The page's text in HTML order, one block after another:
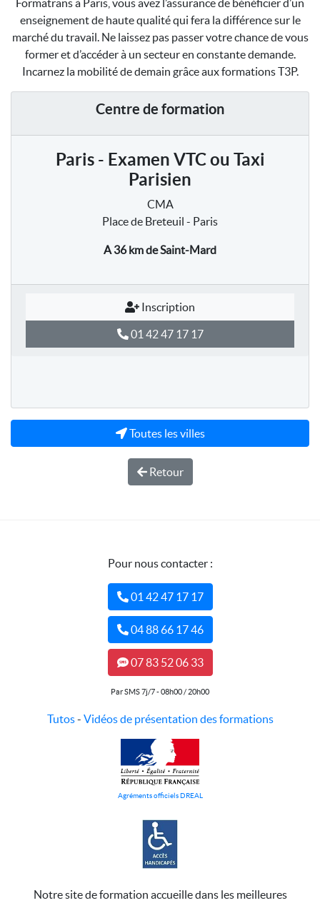
Formatrans à Paris, vous avez l’assurance de bénéficier d’un
enseignement de haute qualité qui fera la différence sur le
marché du travail. Ne laissez pas passer votre chance de vous
former et d’accéder à un secteur en constante demande.
Incarnez la mobilité de demain grâce aux formations T3P.
Centre de formation
Paris - Examen VTC ou Taxi
Parisien
CMA
Place de Breteuil - Paris
A 36 kmde Saint-Mard
Inscription
01 42 47 17 17
Toutes les villes
Retour
Pour nous contacter :
01 42 47 17 17
04 88 66 17 46
07 83 52 06 33
Par SMS 7j/7 - 08h00 / 20h00
Tutos- Vidéos de présentation des formations
Agréments officiels DREAL
Notre site de formation accueille dans les meilleures